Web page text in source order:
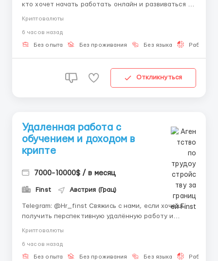
кто хочет начать работать онлайн и развиваться в
решений, которая помогает новичкам получать
практический опыт и выходить на стабильный
Криптовалюты
6 часов назад
Без опыта Без проживания Без языка Работа
Откликнуться
Удаленная работа с
обучением и доходом в
крипте
7000-10000$ / в месяц
Finst Австрия (Грац)
Telegram: @Hr_finst Свяжись с нами, если хочешь
получить перспективную удалённую работу и
цифровых технологий, создавая комфортные
условия для старта новичков 📈💻 💰 Компания
Криптовалюты
6 часов назад
Без опыта Без проживания Без языка Работа